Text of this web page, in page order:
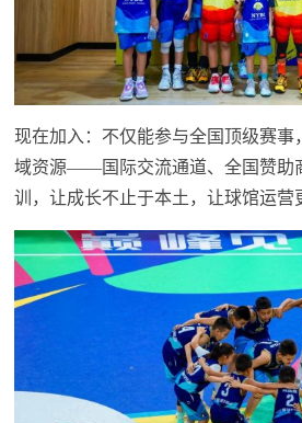
现在加入：不仅能参与全国顶级赛
域资源——国际交流通道、全国赞助
训，让成长不止于本土，让球馆运营